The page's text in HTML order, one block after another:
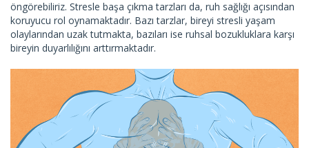
öngörebiliriz. Stresle başa çıkma tarzları da, ruh sağlığı açısından
koruyucu rol oynamaktadır. Bazı tarzlar, bireyi stresli yaşam
olaylarından uzak tutmakta, bazıları ise ruhsal bozukluklara karşı
bireyin duyarlılığını arttırmaktadır.